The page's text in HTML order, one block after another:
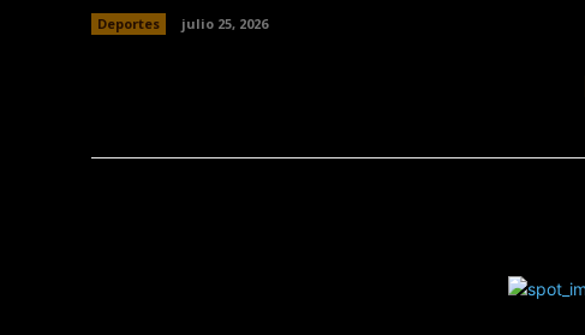
Deportes julio 25, 2026